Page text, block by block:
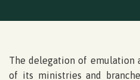
The delegation of emulation
of its ministries and